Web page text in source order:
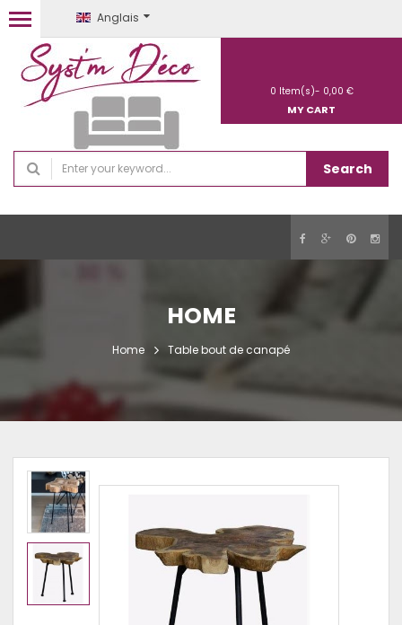
Anglais
Search
0 Item(s)- 0,00 €
MY CART
HOME
Home Table bout de canapé